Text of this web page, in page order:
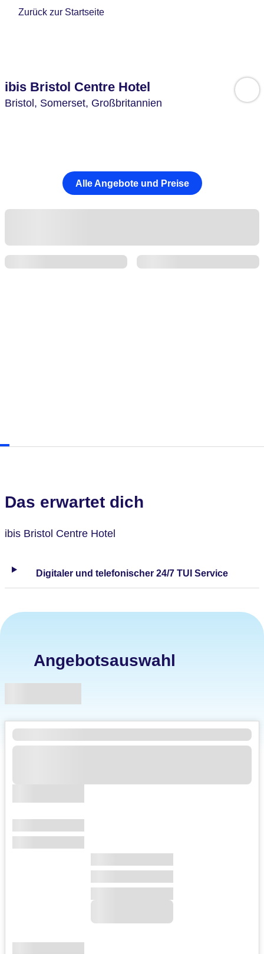
Zurück zur Startseite
ibis Bristol Centre Hotel
Bristol, Somerset, Großbritannien
Alle Angebote und Preise
Das erwartet dich
ibis Bristol Centre Hotel
Digitaler und telefonischer 24/7 TUI Service
Angebotsauswahl